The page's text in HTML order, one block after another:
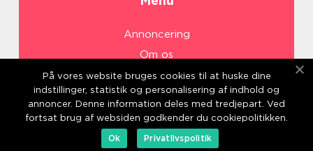
Annoncering
Om os
Cookies
Kontakt os
Sitemap
På vores website bruges cookies til at huske dine
indstillinger, statistik og personalisering af indhold og
annoncer. Denne information deles med tredjepart. Ved
fortsat brug af websiden godkender du cookiepolitikken.
Ok
Privatlivspolitik